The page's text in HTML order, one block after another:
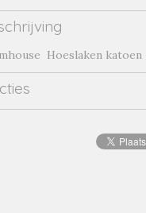
leverancier
Hoeslaken katoen